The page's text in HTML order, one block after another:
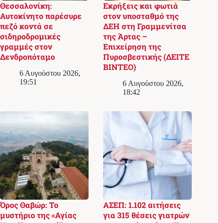
Θεσσαλονίκη:
Αυτοκίνητο παρέσυρε
πεζό κοντά σε
σιδηροδρομικές
γραμμές στον
Δενδροπόταμο
6 Αυγούστου 2026,
19:51
Εκρήξεις και φωτιά
στον υποσταθμό της
ΔΕΗ στη Γραμμενίτσα
της Άρτας –
Επιχείρηση της
Πυροσβεστικής (ΔΕΙΤΕ
ΒΙΝΤΕΟ)
6 Αυγούστου 2026,
18:42
Όρος Θαβώρ: Το
μυστήριο της «Αγίας
ΑΣΕΠ: 1.102 αιτήσεις
για 315 θέσεις γιατρών